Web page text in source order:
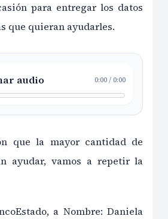
para entregar los datos
que quieran ayudarles.
audio 0:00/0:00
que la mayor cantidad de
ayudar, vamos a repetir la
a Nombre: Daniela